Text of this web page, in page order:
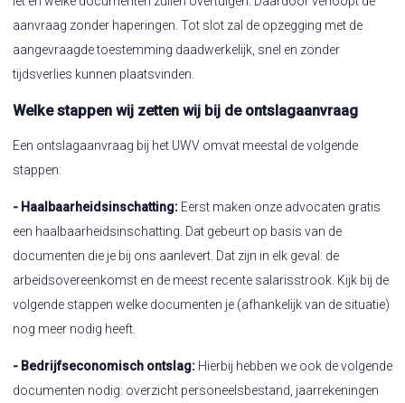
aanvraag zonder haperingen. Tot slot zal de opzegging met de
aangevraagde toestemming daadwerkelijk, snel en zonder
tijdsverlies kunnen plaatsvinden.
Welke stappen wij zetten wij bij de ontslagaanvraag
Een ontslagaanvraag bij het UWV omvat meestal de volgende
stappen:
- Haalbaarheidsinschatting: Eerst maken onze advocaten gratis
een haalbaarheidsinschatting. Dat gebeurt op basis van de
documenten die je bij ons aanlevert. Dat zijn in elk geval: de
arbeidsovereenkomst en de meest recente salarisstrook. Kijk bij de
volgende stappen welke documenten je (afhankelijk van de situatie)
nog meer nodig heeft.
- Bedrijfseconomisch ontslag: Hierbij hebben we ook de volgende
documenten nodig: overzicht personeelsbestand, jaarrekeningen